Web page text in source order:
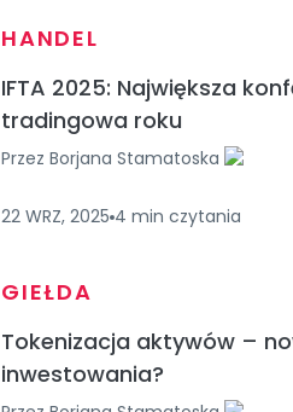
HANDEL
IFTA 2025: Największa
tradingowa roku
Przez Borjana Stamatoska
22 WRZ, 2025 4 min czytania
GIEŁDA
Tokenizacja aktywów –
inwestowania?